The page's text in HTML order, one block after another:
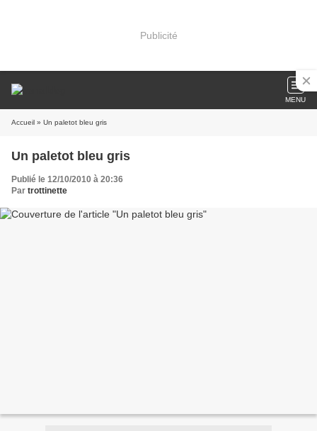
Publicité
MENU
Accueil » Un paletot bleu gris
Un paletot bleu gris
Publié le 12/10/2010 à 20:36
Par trottinette